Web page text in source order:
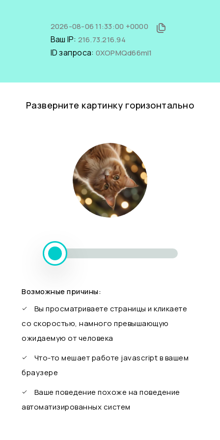
2026-08-06 11:33:00 +0000
Ваш IP: 216.73.216.94
ID запроса: 0XOPMQd66mI1
Разверните картинку горизонтально
Возможные причины:
Вы просматриваете страницы и кликаете
со скоростью, намного превышающую
ожидаемую от человека
Что-то мешает работе javascript в вашем
браузере
Ваше поведение похоже на поведение
автоматизированных систем